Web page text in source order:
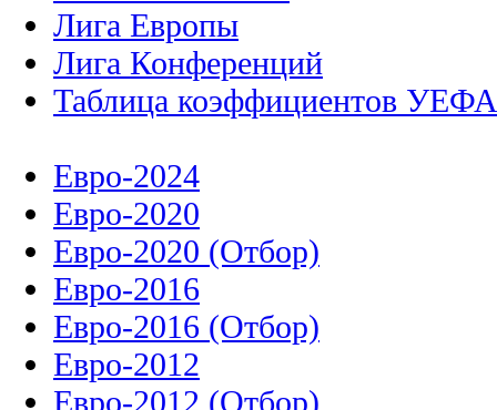
Лига Европы
Лига Конференций
Таблица коэффициентов УЕФА
Евро-2024
Евро-2020
Евро-2020 (Отбор)
Евро-2016
Евро-2016 (Отбор)
Евро-2012
Евро-2012 (Отбор)